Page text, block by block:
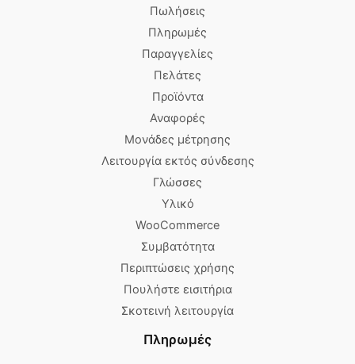
Πωλήσεις
Πληρωμές
Παραγγελίες
Πελάτες
Προϊόντα
Αναφορές
Μονάδες μέτρησης
Λειτουργία εκτός σύνδεσης
Γλώσσες
Υλικό
WooCommerce
Συμβατότητα
Περιπτώσεις χρήσης
Πουλήστε εισιτήρια
Σκοτεινή λειτουργία
Πληρωμές